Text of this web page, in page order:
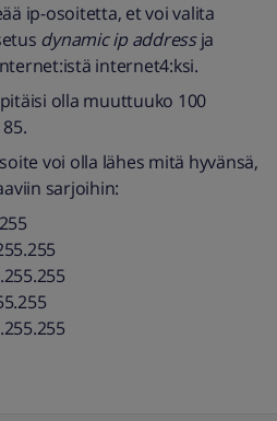
ip-osoitetta, et voi valita
dynamic ip addressja
internet4:ksi.
olla muuttuuko 100
voi olla lähes mitä hyvänsä,
sarjoihin: